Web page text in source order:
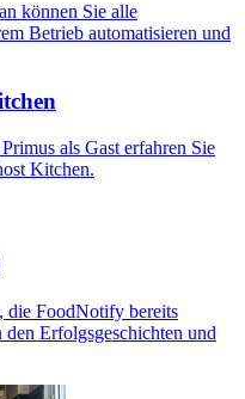
können Sie alle
Betrieb automatisieren und
als Gast erfahren Sie
Kitchen.
die FoodNotify bereits
Erfolgsgeschichten und